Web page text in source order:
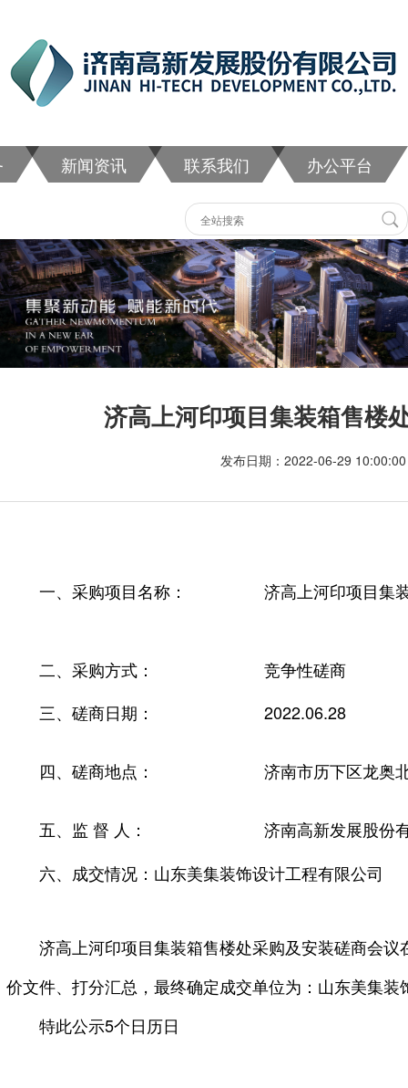
新闻资讯 联系我们 办公平台
济高上河印项目集装箱售楼
发布日期：2022-06-29
一、采购项目名称： 济高上河印项目集
二、采购方式：
竞争性磋商
三、磋商日期：
2022.06.28
四、磋商地点： 济南市历下区龙奥
五、监 督 人：
济南高新发展股份
六、成交情况：山东美集装饰设计工程有限公司
济高上河印项目集装箱售楼处采购及安装磋商会
价文件、打分汇总，最终确定成交单位为：山东美集装
特此公示5个日历日